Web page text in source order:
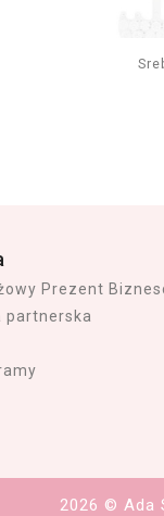
Prezent
partnerska
2026 © Ada